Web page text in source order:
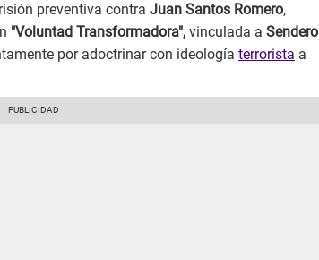
preventiva contra Juan Santos Romero,
"Voluntad Transformadora", vinculada a Sendero
por adoctrinar con ideología terrorista a